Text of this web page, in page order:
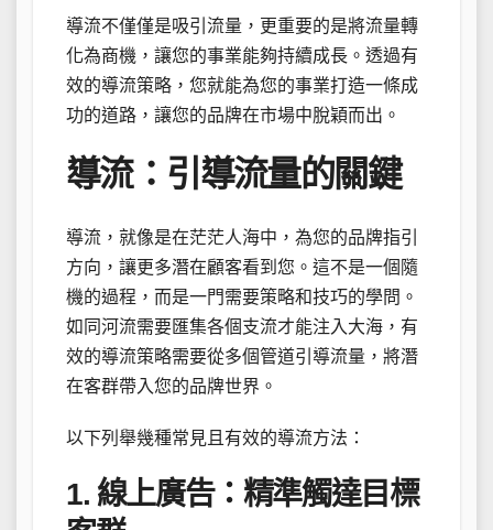
導流不僅僅是吸引流量，更重要的是將流量轉
化為商機，讓您的事業能夠持續成長。透過有
效的導流策略，您就能為您的事業打造一條成
功的道路，讓您的品牌在市場中脫穎而出。
導流：引導流量的關鍵
導流，就像是在茫茫人海中，為您的品牌指引
方向，讓更多潛在顧客看到您。這不是一個隨
機的過程，而是一門需要策略和技巧的學問。
如同河流需要匯集各個支流才能注入大海，有
效的導流策略需要從多個管道引導流量，將潛
在客群帶入您的品牌世界。
以下列舉幾種常見且有效的導流方法：
1. 線上廣告：精準觸達目標